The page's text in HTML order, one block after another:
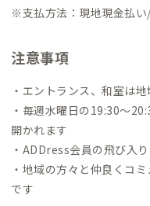
※支払方法：現地現金払い
注意事項
・エントランス、和室は
・毎週水曜日の19:30〜
開かれます
・ADDress会員の飛び入
・地域の方々と仲良くコ
です